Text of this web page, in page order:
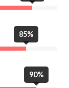
85%
90%